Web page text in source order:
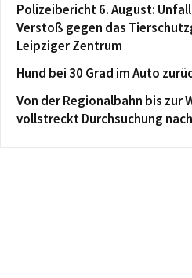
Polizeibericht 6. August:
Verstoß gegen das
Leipziger Zentrum
Hund bei 30 Grad im Auto
Von der Regionalbahn bis zur
vollstreckt Durchsuchung